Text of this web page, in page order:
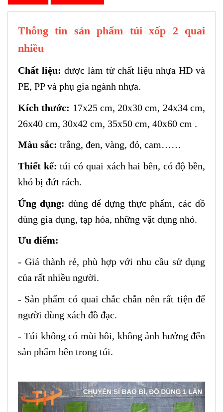
Thông tin sản phẩm túi xốp 2 quai
nhiều
Chất liệu: được làm từ chất liệu nhựa HD và
PE, PP và phụ gia ngành nhựa.
Kích thước: 17x25 cm, 20x30 cm, 24x34 cm,
26x40 cm, 30x42 cm, 35x50 cm, 40x60 cm .
Màu sắc: trắng, đen, vàng, đỏ, cam……
Thiết kế: túi có quai xách hai bên, có độ bền,
khó bị đứt rách.
Ứng dụng: dùng để đựng thực phẩm, các đồ
dùng gia dụng, tạp hóa, những vật dụng nhỏ.
Ưu điểm:
- Giá thành rẻ, phù hợp với nhu cầu sử dụng
của rất nhiều người.
- Sản phẩm có quai chắc chắn nên rất tiện để
người dùng xách đồ đạc.
- Túi không có mùi hôi, không ảnh hưởng đến
sản phẩm bên trong túi.